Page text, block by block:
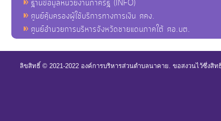
ฐานข้อมูลหน่วยงานภาครัฐ (INFO)
ศูนย์คุ้มครองผู้ใช้บริการทางการเงิน ศคง.
ศูนย์อำนวยการบริหารจังหวัดชายแดนภาคใต้ ศอ.บต.
ลิขสิทธิ์ © 2021-2022 องค์การบริหารส่วนตำบลนาคาย. ขอสงวนไว้ซึ่งสิ